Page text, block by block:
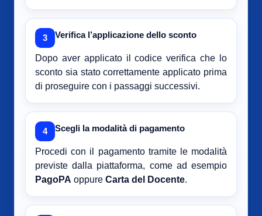
3 Verifica l’applicazione dello sconto
Dopo aver applicato il codice verifica che lo
sconto sia stato correttamente applicato prima
di proseguire con i passaggi successivi.
4 Scegli la modalità di pagamento
Procedi con il pagamento tramite le modalità
previste dalla piattaforma, come ad esempio
PagoPA oppure Carta del Docente.